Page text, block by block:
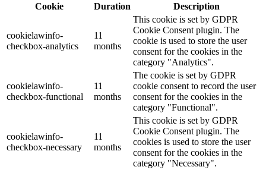
Cookie
Duration Description
cookielawinfo-
checkbox-analytics
11
months
This cookie is set by GDPR
Cookie Consent plugin. The
cookie is used to store the user
consent for the cookies in the
category "Analytics".
cookielawinfo-
checkbox-functional
11
months
The cookie is set by GDPR
cookie consent to record the user
consent for the cookies in the
category "Functional".
cookielawinfo-
checkbox-necessary
11
months
This cookie is set by GDPR
Cookie Consent plugin. The
cookies is used to store the user
consent for the cookies in the
category "Necessary".